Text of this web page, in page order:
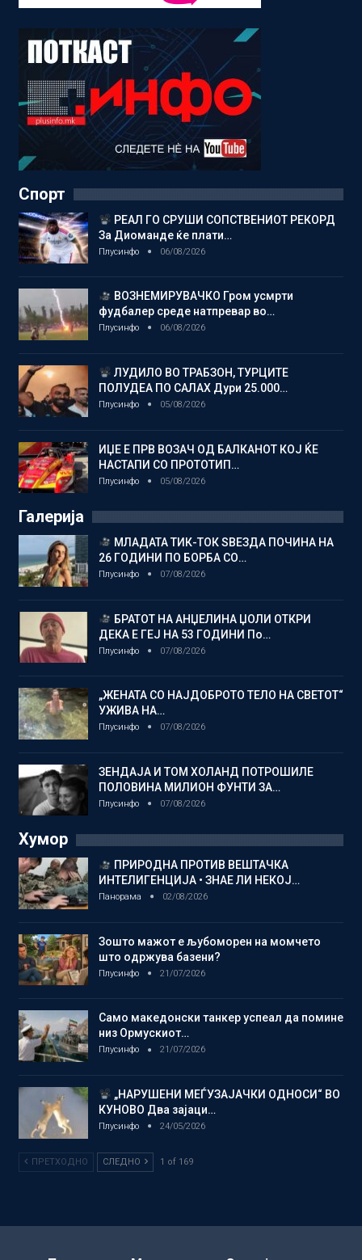
Спорт
РЕАЛ ГО СРУШИ СОПСТВЕНИОТ РЕКОРД
За Диоманде ќе плати…
Плусинфо 06/08/2026
ВОЗНЕМИРУВАЧКО Гром усмрти
фудбалер среде натпревар во…
Плусинфо 06/08/2026
ЛУДИЛО ВО ТРАБЗОН, ТУРЦИТЕ
ПОЛУДЕА ПО САЛАХ Дури 25.000…
Плусинфо 05/08/2026
ИЏЕ Е ПРВ ВОЗАЧ ОД БАЛКАНОТ КОЈ ЌЕ
НАСТАПИ СО ПРОТОТИП…
Плусинфо 05/08/2026
Галерија
МЛАДАТА ТИК-ТОК ЅВЕЗДА ПОЧИНА НА
26 ГОДИНИ ПО БОРБА СО…
Плусинфо 07/08/2026
БРАТОТ НА АНЏЕЛИНА ЏОЛИ ОТКРИ
ДЕКА Е ГЕЈ НА 53 ГОДИНИ По…
Плусинфо 07/08/2026
„ЖЕНАТА СО НАЈДОБРОТО ТЕЛО НА СВЕТОТ“
УЖИВА НА…
Плусинфо 07/08/2026
ЗЕНДАЈА И ТОМ ХОЛАНД ПОТРОШИЛЕ
ПОЛОВИНА МИЛИОН ФУНТИ ЗА…
Плусинфо 07/08/2026
Хумор
ПРИРОДНА ПРОТИВ ВЕШТАЧКА
ИНТЕЛИГЕНЦИЈА • ЗНАЕ ЛИ НЕКОЈ…
Панорама 02/08/2026
Зошто мажот е љубоморен на момчето
што одржува базени?
Плусинфо 21/07/2026
Само македонски танкер успеал да помине
низ Ормускиот…
Плусинфо 21/07/2026
„НАРУШЕНИ МЕЃУЗАЈАЧКИ ОДНОСИ“ ВО
КУНОВО Два зајаци…
Плусинфо 24/05/2026
ПРЕТХОДНО СЛЕДНО 1 of 169